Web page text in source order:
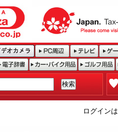
ログインは